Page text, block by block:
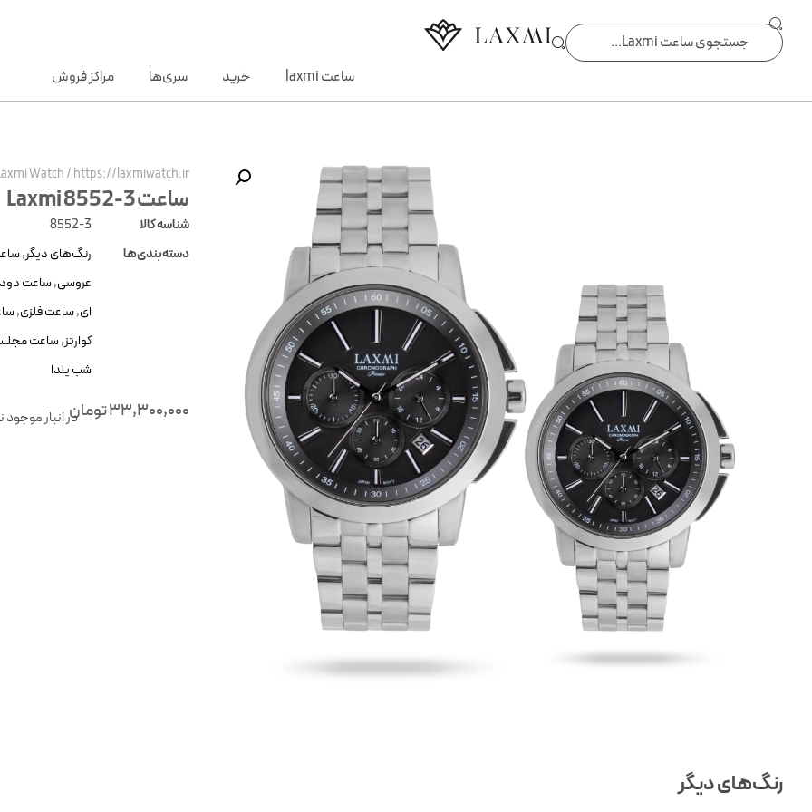
ساعت laxmi خرید سری‌ها مراکز فروش
Watch/https://laxmiwatch.ir/
ساعت Laxmi 8552-3
شناسه کالا
8552-3
دسته‌بندی‌ها
رنگ‌های دیگر,
عروسی,ساعت
ای,ساعت فلزی,
کوارتز,ساعت
شب یلدا
33,300,000توماندر انبار
رنگ‌های دیگر